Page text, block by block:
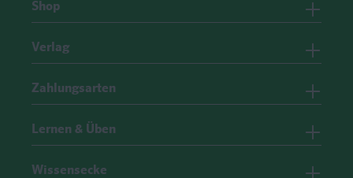
Shop
Verlag
Zahlungsarten
Lernen & Üben
Wissensecke